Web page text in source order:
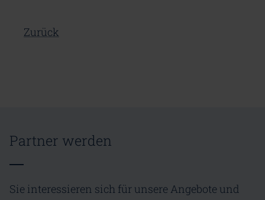
Zurück
Partner werden
Sie interessieren sich für unsere Angebote und